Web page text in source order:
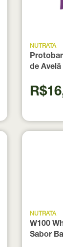
NUTRATA
de Avelã
NUTRATA
W100
Sabor